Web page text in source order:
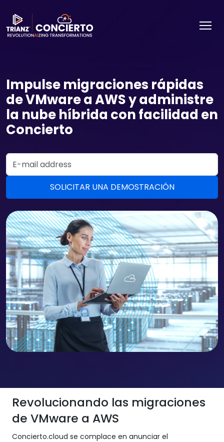
Impulse migraciones rápidas
de VMware a AWS y administre
la nube híbrida con facilidad en
Concierto
Email Address
Revolucionando las migraciones
de VMware a AWS
Concierto.cloud se complace en anunciar el